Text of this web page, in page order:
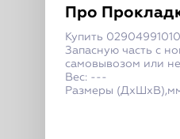
Про
Купить
Запасную часть с
самовывозом или
Вес: ---
Размеры